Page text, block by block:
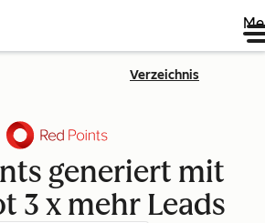
Verzeichnis
generiert mit
3 x mehr Leads